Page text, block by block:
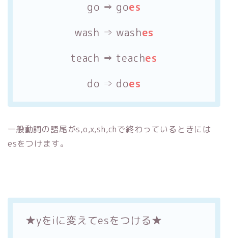
go ⇒ goes
wash ⇒ washes
teach ⇒ teaches
do ⇒ does
一般動詞の語尾がs,o,x,sh,chで終わっているときには
esをつけます。
★yをiに変えてesをつける★